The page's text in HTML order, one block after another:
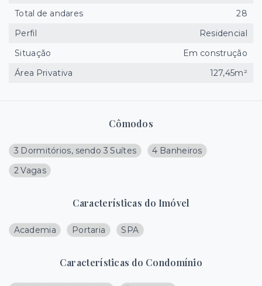
Cômodos
3 Dormitórios, sendo 3 Suítes
4 Banheiros
2 Vagas
Características do Imóvel
Academia Portaria SPA
Características do Condomínio
Total de andares
28
Perfil
Residencial
Situação
Em construção
Área Privativa
127,45m²